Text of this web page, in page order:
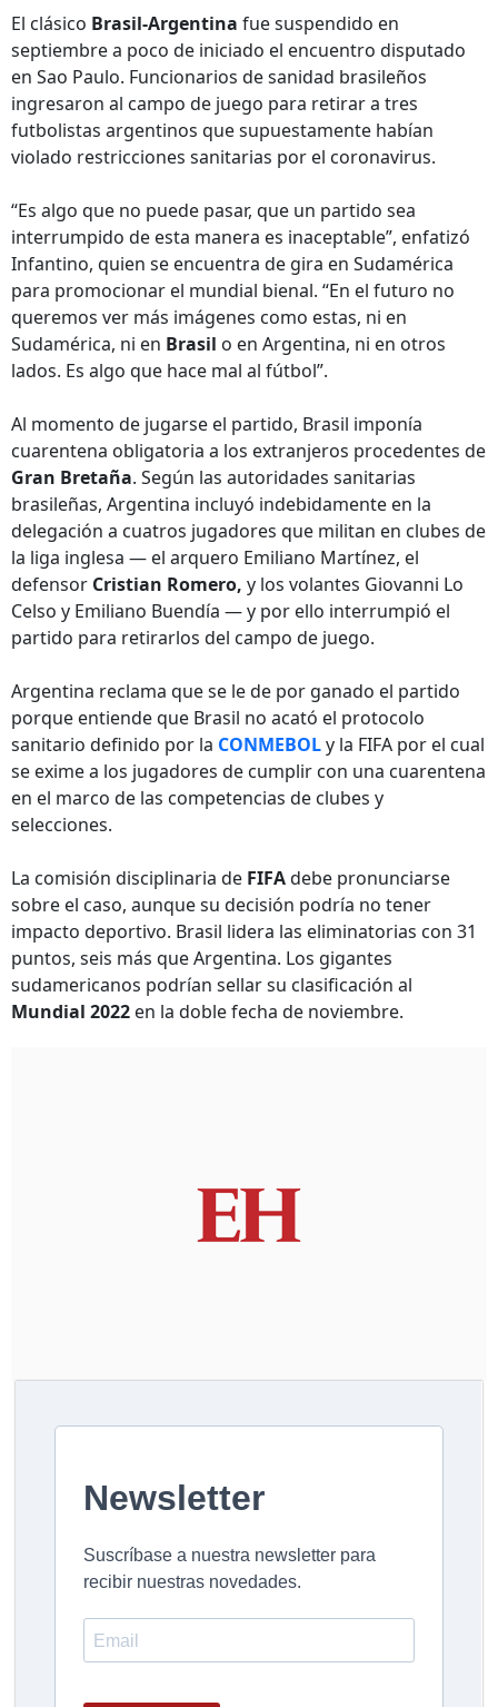
El clásico Brasil-Argentina fue suspendido en
septiembre a poco de iniciado el encuentro disputado
en Sao Paulo. Funcionarios de sanidad brasileños
ingresaron al campo de juego para retirar a tres
futbolistas argentinos que supuestamente habían
violado restricciones sanitarias por el coronavirus.
“Es algo que no puede pasar, que un partido sea
interrumpido de esta manera es inaceptable”, enfatizó
Infantino, quien se encuentra de gira en Sudamérica
para promocionar el mundial bienal. “En el futuro no
queremos ver más imágenes como estas, ni en
Sudamérica, ni en Brasil o en Argentina, ni en otros
lados. Es algo que hace mal al fútbol”.
Al momento de jugarse el partido, Brasil imponía
cuarentena obligatoria a los extranjeros procedentes de
Gran Bretaña. Según las autoridades sanitarias
brasileñas, Argentina incluyó indebidamente en la
delegación a cuatros jugadores que militan en clubes de
la liga inglesa — el arquero Emiliano Martínez, el
defensor Cristian Romero, y los volantes Giovanni Lo
Celso y Emiliano Buendía — y por ello interrumpió el
partido para retirarlos del campo de juego.
Argentina reclama que se le de por ganado el partido
porque entiende que Brasil no acató el protocolo
sanitario definido por la CONMEBOLy la FIFA por el cual
se exime a los jugadores de cumplir con una cuarentena
en el marco de las competencias de clubes y
selecciones.
La comisión disciplinaria de FIFAdebe pronunciarse
sobre el caso, aunque su decisión podría no tener
impacto deportivo. Brasil lidera las eliminatorias con 31
puntos, seis más que Argentina. Los gigantes
sudamericanos podrían sellar su clasificación al
Mundial 2022 en la doble fecha de noviembre.